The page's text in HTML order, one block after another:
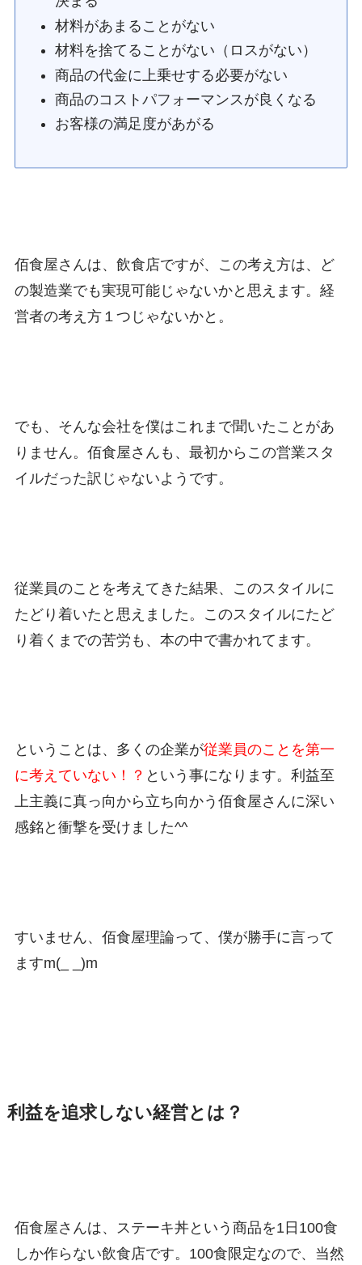
材料があまることがない
材料を捨てることがない（ロスがない）
商品の代金に上乗せする必要がない
商品のコストパフォーマンスが良くなる
お客様の満足度があがる
佰食屋さんは、飲食店ですが、この考え方は、ど
の製造業でも実現可能じゃないかと思えます。経
営者の考え方１つじゃないかと。
でも、そんな会社を僕はこれまで聞いたことがあ
りません。佰食屋さんも、最初からこの営業スタ
イルだった訳じゃないようです。
従業員のことを考えてきた結果、このスタイルに
たどり着いたと思えました。このスタイルにたど
り着くまでの苦労も、本の中で書かれてます。
ということは、多くの企業が従業員のことを第一
に考えていない！？ という事になります。利益至
上主義に真っ向から立ち向かう佰食屋さんに深い
感銘と衝撃を受けました^^
すいません、佰食屋理論って、僕が勝手に言って
ますm(_ _)m
利益を追求しない経営とは？
佰食屋さんは、ステーキ丼という商品を1日100食
しか作らない飲食店です。100食限定なので、当然